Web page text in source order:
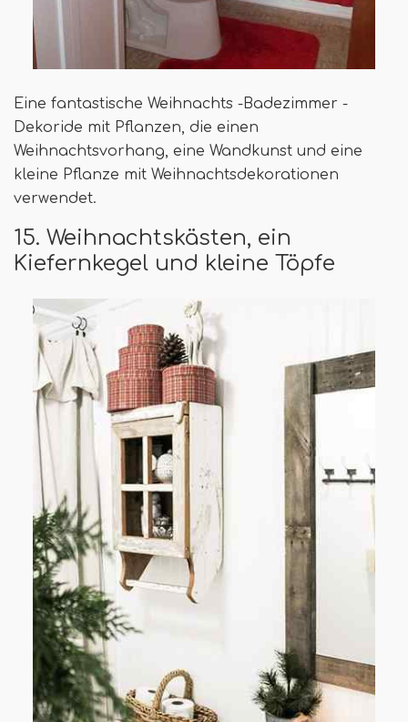
Eine fantastische Weihnachts -Badezimmer -
Dekoride mit Pflanzen, die einen
Weihnachtsvorhang, eine Wandkunst und eine
kleine Pflanze mit Weihnachtsdekorationen
verwendet.
15. Weihnachtskästen, ein
Kiefernkegel und kleine Töpfe